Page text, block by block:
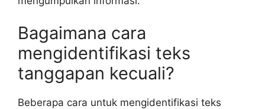
Bagaimana cara
mengidentifikasi teks
tanggapan kecuali?
Beberapa cara untuk mengidentifikasi teks